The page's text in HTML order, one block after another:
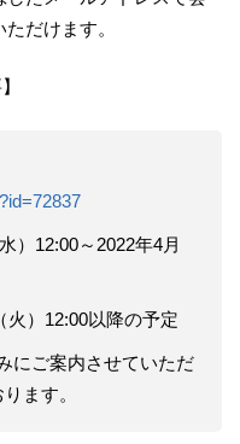
だけます。
）12:00～2022年4月
火）12:00以降の予定
にご案内させていただ
ます。